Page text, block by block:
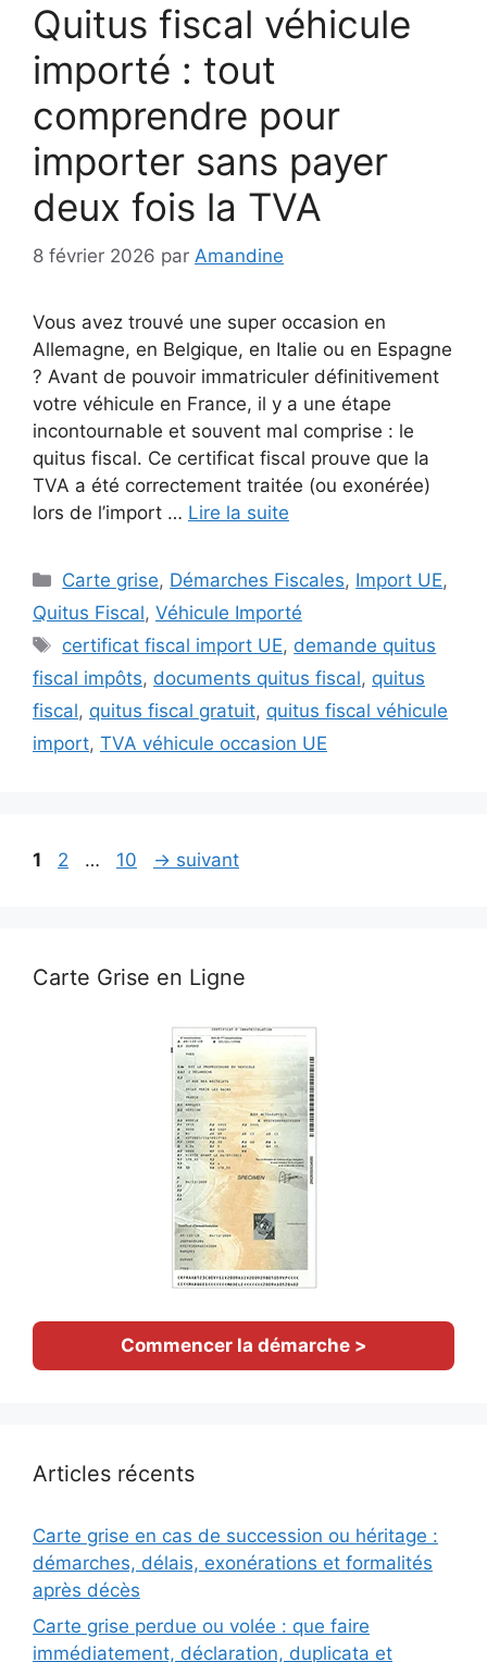
Quitus fiscal véhicule
importé : tout
comprendre pour
importer sans payer
deux fois la TVA
8 février 2026 par Amandine
Vous avez trouvé une super occasion en
Allemagne, en Belgique, en Italie ou en Espagne
? Avant de pouvoir immatriculer définitivement
votre véhicule en France, il y a une étape
incontournable et souvent mal comprise : le
quitus fiscal. Ce certificat fiscal prouve que la
TVA a été correctement traitée (ou exonérée)
lors de l’import … Lire la suite
Catégories
Carte grise, Démarches Fiscales, Import UE,
Quitus Fiscal, Véhicule Importé
Étiquettes
certificat fiscal import UE, demande quitus
fiscal impôts, documents quitus fiscal, quitus
fiscal, quitus fiscal gratuit, quitus fiscal véhicule
import, TVA véhicule occasion UE
Page
1 Page
2 … Page
10 → suivant
Carte Grise en Ligne
Commencer la démarche >
Articles récents
Carte grise en cas de succession ou héritage :
démarches, délais, exonérations et formalités
après décès
Carte grise perdue ou volée : que faire
immédiatement, déclaration, duplicata et